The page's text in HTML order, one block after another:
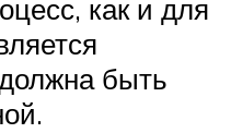
как и для
быть